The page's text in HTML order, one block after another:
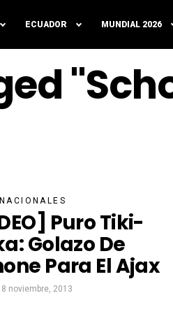
ECUADOR MUNDIAL 2026
Puro Tiki-
Golazo De
Para El Ajax
8 noviembre, 2013